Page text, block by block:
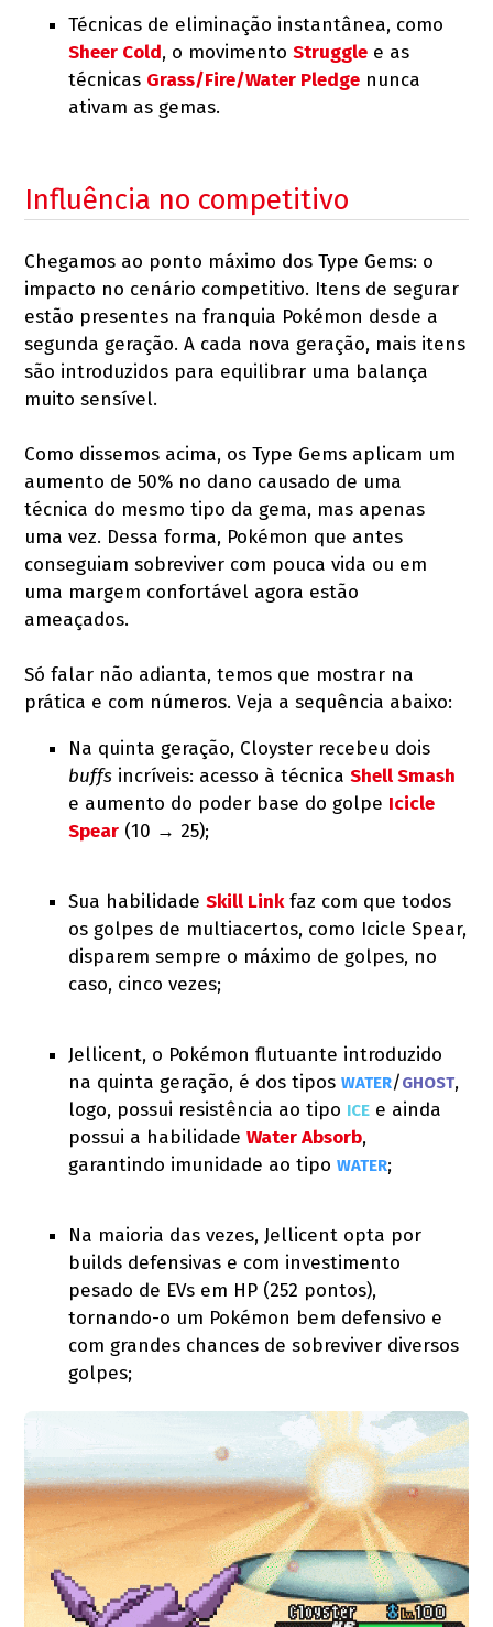
Técnicas de eliminação instantânea, como
Sheer Cold, o movimentoStruggle e as
técnicas Grass/Fire/Water Pledge nunca
ativam as gemas.
Influência no competitivo
Chegamos ao ponto máximo dos Type Gems: o
impacto no cenário competitivo. Itens de segurar
estão presentes na franquia Pokémon desde a
segunda geração. A cada nova geração, mais itens
são introduzidos para equilibrar uma balança
muito sensível.
Como dissemos acima, os Type Gems aplicam um
aumento de 50% no dano causado de uma
técnica do mesmo tipo da gema, mas apenas
uma vez. Dessa forma, Pokémon que antes
conseguiam sobreviver com pouca vida ou em
uma margem confortável agora estão
ameaçados.
Só falar não adianta, temos que mostrar na
prática e com números. Veja a sequência abaixo:
Na quinta geração, Cloyster recebeu dois
buffs incríveis: acesso à técnicaShell Smash
e aumento do poder base do golpe Icicle
Spear (10 → 25);
Sua habilidadeSkill Linkfaz com que todos
os golpes de multiacertos, como Icicle Spear,
disparem sempre o máximo de golpes, no
caso, cinco vezes;
Jellicent, o Pokémon flutuante introduzido
na quinta geração, é dos tiposWATER/GHOST,
logo, possui resistência ao tipo ICE e ainda
possui a habilidadeWater Absorb,
garantindo imunidade ao tipoWATER;
Na maioria das vezes, Jellicent opta por
builds defensivas e com investimento
pesado de EVs em HP (252 pontos),
tornando-o um Pokémon bem defensivo e
com grandes chances de sobreviver diversos
golpes;